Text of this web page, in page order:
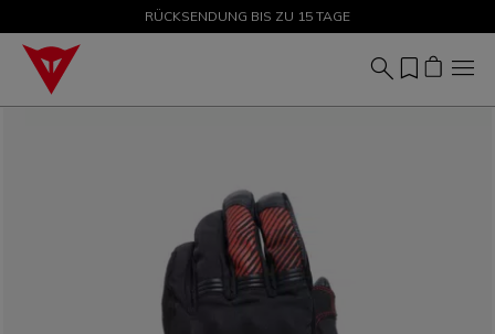
SALE BIS ZU -50 % – JETZT SHOPPEN
RÜCKSENDUNG BIS ZU 15 TAGE